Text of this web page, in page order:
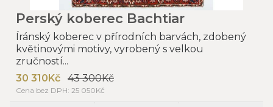
Perský koberec Bachtiar
Íránský koberec v přírodních barvách, zdobený
květinovými motivy, vyrobený s velkou
zručností...
30 310Kč
43 300Kč
Cena bez DPH: 25 050Kč